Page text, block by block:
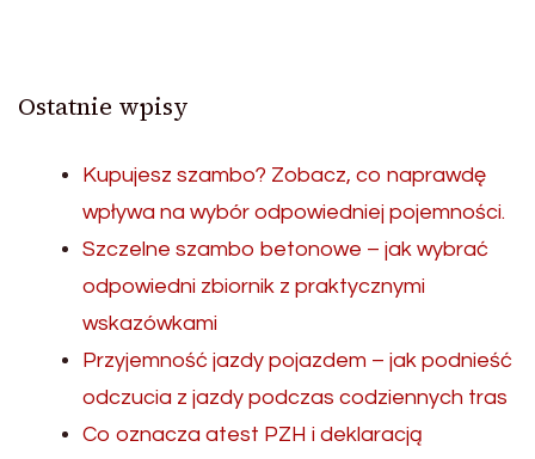
Ostatnie wpisy
Kupujesz szambo? Zobacz, co naprawdę
wpływa na wybór odpowiedniej pojemności.
Szczelne szambo betonowe – jak wybrać
odpowiedni zbiornik z praktycznymi
wskazówkami
Przyjemność jazdy pojazdem – jak podnieść
odczucia z jazdy podczas codziennych tras
Co oznacza atest PZH i deklaracją